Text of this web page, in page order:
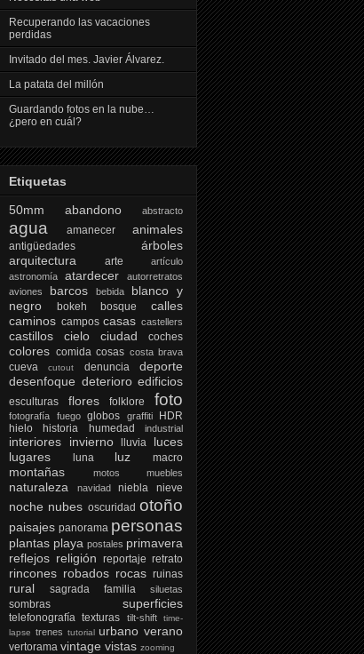
Recuperando las vacaciones
perdidas
Invitado del mes. Javier Álvarez.
La patata del millón
Guardando fotos en la nube…
¿pero en cuál?
Etiquetas
50mm
abandono abstracto
agua amanecer animales
antigüedades
árboles
arquitectura
arte
artículo
astronomía
atardecer
autorretratos
aviones
barcos bebida
blanco y
negro
bokeh bosque
calles
caminos campos casas castellers
castillos cielo ciudad coches
colores comida cosas costa brava
cueva cutout denuncia
deporte
desenfoque deterioro edificios
esculturas flores folklore foto
fotografía fuego globos graffiti
HDR
hielo
historia humedad industrial
interiores invierno lluvia
luces
lugares
luna luz macro
montañas motos muebles
naturaleza navidad niebla nieve
noche nubes oscuridad otoño
paisajes panorama personas
plantas playa postales primavera
reflejos religión reportaje retrato
rincones robados rocas ruinas
rural sagrada familia siluetas
sombras superficies
telefonografía texturas tilt-shift
time-
lapse trenes tutorial urbano verano
vertorama vintage vistas zooming